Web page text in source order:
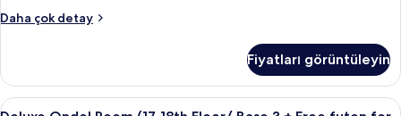
~
tüm
fotoğrafları
Daha çok detay
Deluxe
Oda
(Grand
Fiyatları görüntüleyin
Deluxe
Kaliteli yatak takımı, kuştüyü yorgan,
6